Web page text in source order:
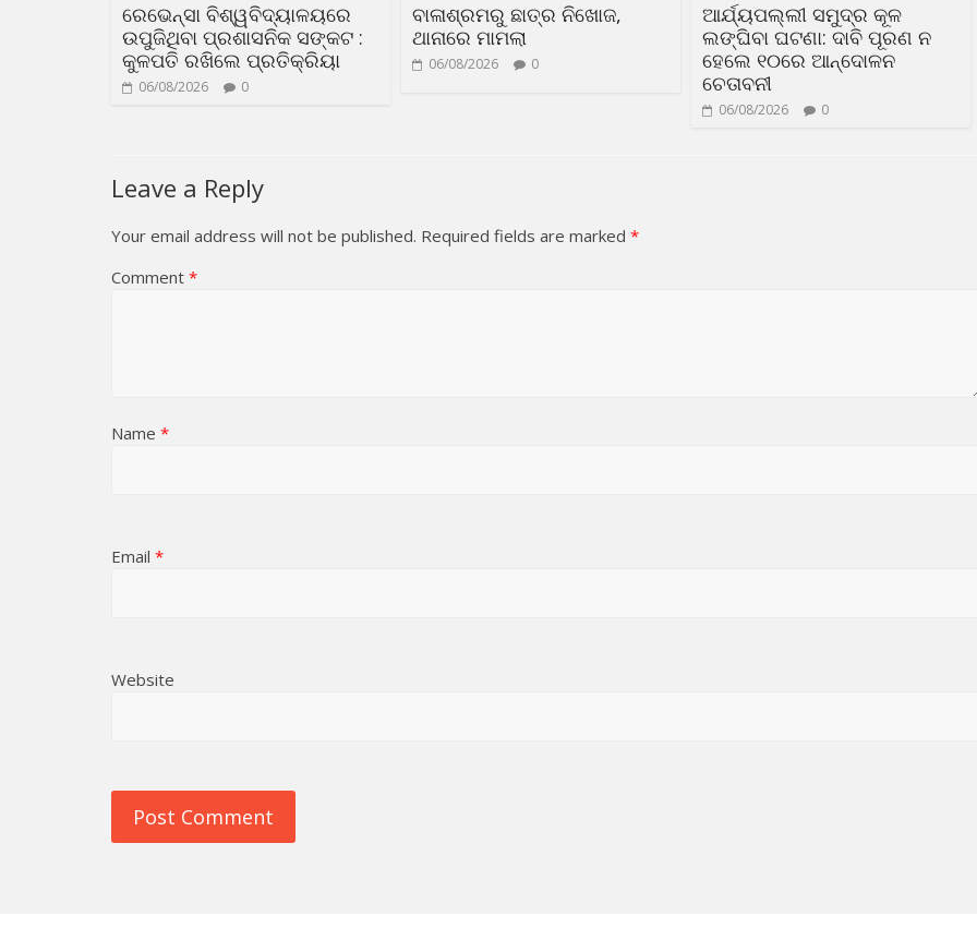
ରେଭେନ୍ସା ବିଶ୍ୱବିଦ୍ୟାଳୟରେ
ଉପୁଜିଥିବା ପ୍ରଶାସନିକ ସଙ୍କଟ :
କୁଳପତି ରଖିଲେ ପ୍ରତିକ୍ରିୟା
06/08/2026 0
ବାଳାଶ୍ରମରୁ ଛାତ୍ର ନିଖୋଜ,
ଥାନାରେ ମାମଲା
06/08/2026 0
ଆର୍ଯ୍ୟପଲ୍ଲୀ ସମୁଦ୍ର କୂଳ
ଲଙ୍ଘିବା ଘଟଣା: ଦାବି ପୂରଣ ନ
ହେଲେ ୧୦ରେ ଆନ୍ଦୋଳନ
ଚେତାବନୀ
06/08/2026 0
Leave a Reply
Your email address will not be published. Required fields are marked *
Comment *
Name *
Email *
Website